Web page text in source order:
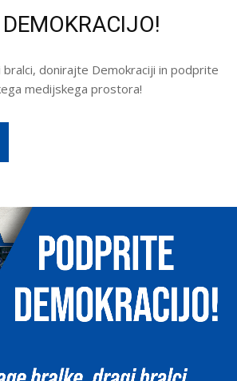
donirajte Demokraciji in podprite
medijskega prostora!